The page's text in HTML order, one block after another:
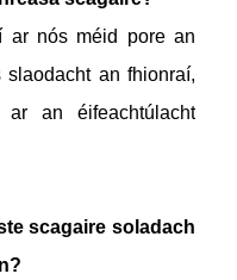
ar nós méid pore an
an fhionraí,
an éifeachtúlacht
scagaire soladach